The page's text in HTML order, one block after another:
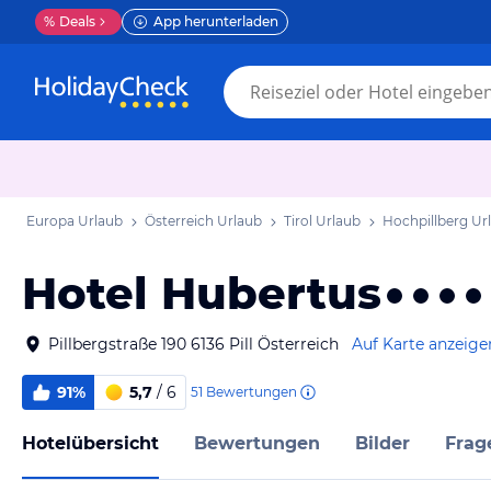
% Deals App herunterladen
Europa Urlaub Österreich Urlaub Tirol Urlaub Hochpillberg
Hotel Hubertus
Pillbergstraße 190 6136 Pill Österreich Auf Karte
91% 5,7 / 6 51 Bewertungen
Hotelübersicht Bewertungen Bilder